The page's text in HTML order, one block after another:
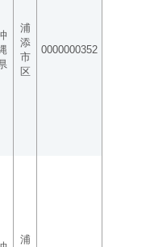
浦
添
市
区
0000000352
浦